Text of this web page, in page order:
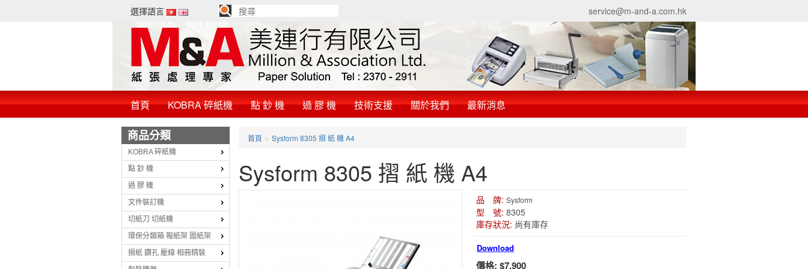
選擇語言 service@m-and-a.com.hk
首頁 KOBRA 碎紙機 點 鈔 機 過 膠 機 技術支援 關於我們 最新消息
商品分類
KOBRA 碎紙機
點 鈔 機
過 膠 機
文件裝訂機
切紙刀 切紙機
環保分類箱 報紙架 圖紙架
摺紙 鑽孔 壓線 相冊精裝
首頁 » Sysform 8305 摺 紙 機 A4
Sysform 8305 摺 紙 機 A4
品 牌: Sysform
型 號: 8305
庫存狀況: 尚有庫存
Download
價格: $7,900